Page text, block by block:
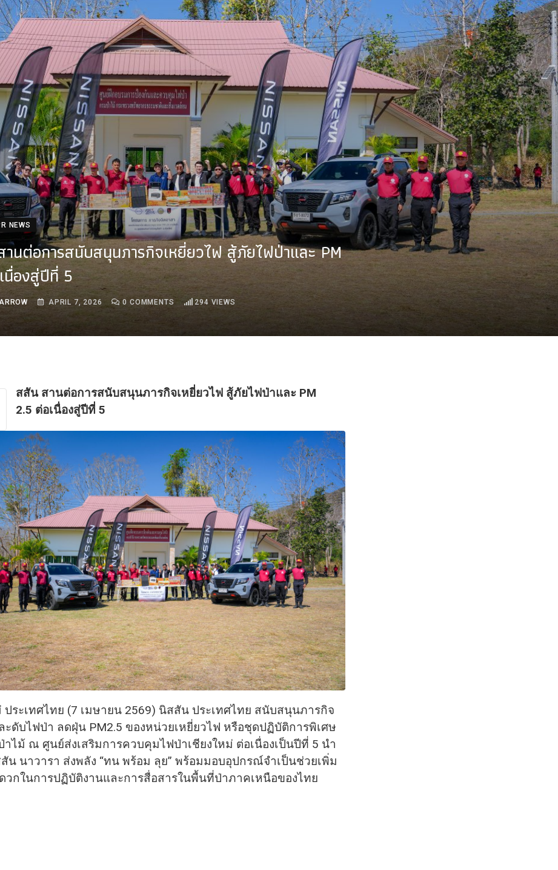
NEWS
นต่อการสนับสนุนภารกิจเหยี่ยวไฟ สู้ภัยไฟป่าและ PM
นื่องสู่ปีที่ 5
APRIL 7, 2026 0 COMMENTS 294 VIEWS
สสัน สานต่อการสนับสนุนภารกิจเหยี่ยวไฟ สู้ภัยไฟป่าและ PM
2.5 ต่อเนื่องสู่ปีที่ 5
ประเทศไทย (7 เมษายน 2569) นิสสัน ประเทศไทย สนับสนุนภารกิจ
ะดับไฟป่า ลดฝุ่น PM2.5 ของหน่วยเหยี่ยวไฟ หรือชุดปฏิบัติการพิเศษ
าไม้ ณ ศูนย์ส่งเสริมการควบคุมไฟป่าเชียงใหม่ ต่อเนื่องเป็นปีที่ 5 นำ
น นาวารา ส่งพลัง “ทน พร้อม ลุย” พร้อมมอบอุปกรณ์จำเป็นช่วยเพิ่ม
วกในการปฏิบัติงานและการสื่อสารในพื้นที่ป่าภาคเหนือของไทย